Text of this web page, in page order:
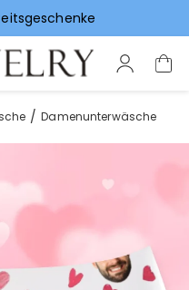
Damenunterwäsche